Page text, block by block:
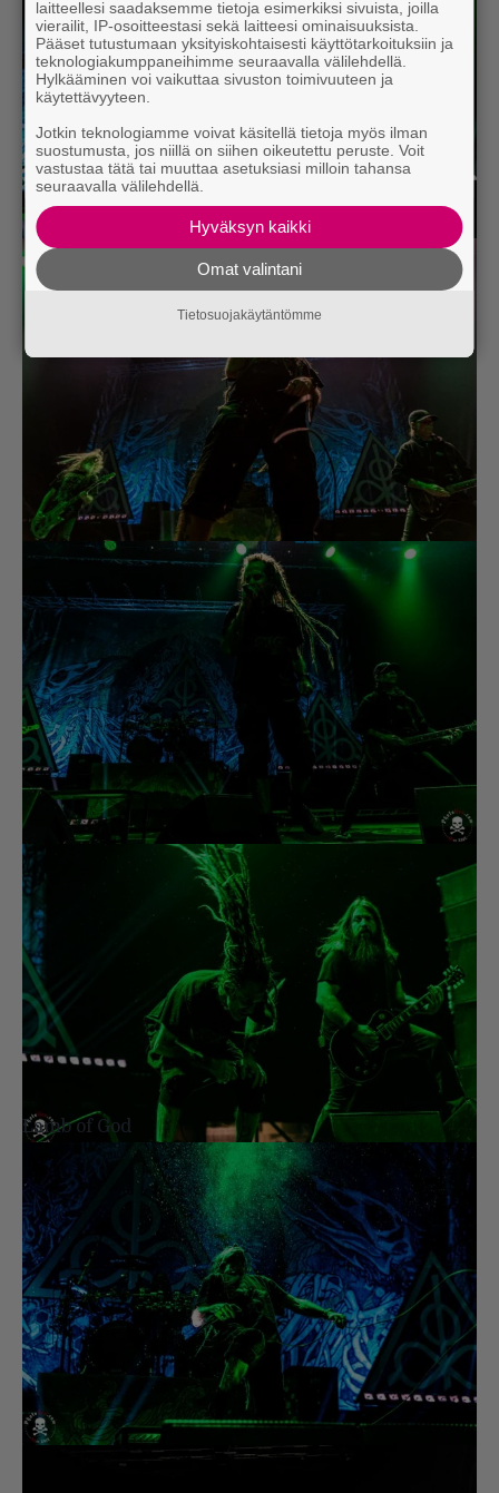
Lamb of God
laitteellesi saadaksemme tietoja esimerkiksi sivuista, joilla
vierailit, IP-osoitteestasi sekä laitteesi ominaisuuksista.
Pääset tutustumaan yksityiskohtaisesti käyttötarkoituksiin ja
teknologiakumppaneihimme seuraavalla välilehdellä.
Hylkääminen voi vaikuttaa sivuston toimivuuteen ja
käytettävyyteen.
Jotkin teknologiamme voivat käsitellä tietoja myös ilman
suostumusta, jos niillä on siihen oikeutettu peruste. Voit
vastustaa tätä tai muuttaa asetuksiasi milloin tahansa
seuraavalla välilehdellä.
Hyväksyn kaikki
Omat valintani
Tietosuojakäytäntömme